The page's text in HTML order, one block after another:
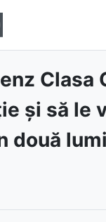
Clasa
și să le
două